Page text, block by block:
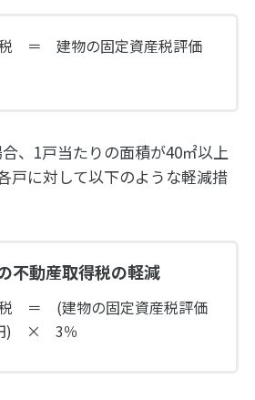
＝ 建物の固定資産税評価
、1戸当たりの面積が40㎡以上
戸に対して以下のような軽減措
不動産取得税の軽減
＝ (建物の固定資産税評価
) × 3％